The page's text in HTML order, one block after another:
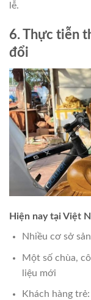
lễ.
6. Thực tiễn
đổi
Hiện nay tại Việt
Nhiều cơ sở
Một số chùa,
liệu mới
Khách hàng trẻ: